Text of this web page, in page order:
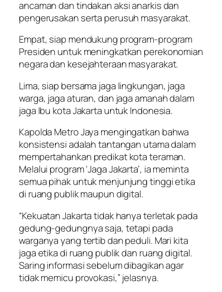
ancaman dan tindakan aksi anarkis dan
pengerusakan serta perusuh masyarakat.
Empat, siap mendukung program-program
Presiden untuk meningkatkan perekonomian
negara dan kesejahteraan masyarakat.
Lima, siap bersama jaga lingkungan, jaga
warga, jaga aturan, dan jaga amanah dalam
jaga Ibu kota Jakarta untuk Indonesia.
Kapolda Metro Jaya mengingatkan bahwa
konsistensi adalah tantangan utama dalam
mempertahankan predikat kota teraman.
Melalui program ‘Jaga Jakarta’, ia meminta
semua pihak untuk menjunjung tinggi etika
di ruang publik maupun digital.
“Kekuatan Jakarta tidak hanya terletak pada
gedung-gedungnya saja, tetapi pada
warganya yang tertib dan peduli. Mari kita
jaga etika di ruang publik dan ruang digital.
Saring informasi sebelum dibagikan agar
tidak memicu provokasi,” jelasnya.